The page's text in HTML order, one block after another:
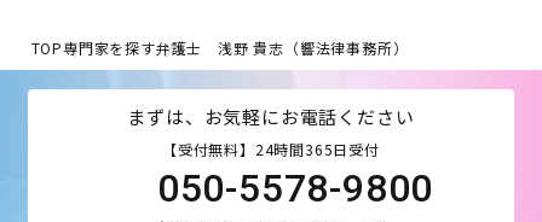
TOP専門家を探す弁護士 浅野 貴志（響法律事務所）
まずは、お気軽にお電話ください
【受付無料】24時間365日受付
050-5578-9800